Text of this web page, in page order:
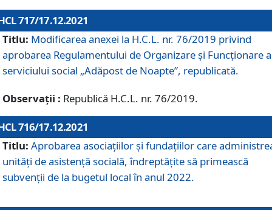
717/17.12.2021
Titlu: Modificarea anexei la H.C.L. nr. 76/2019 privind
aprobarea Regulamentului de Organizare şi Funcționare
serviciului social „Adăpost de Noapte”, republicată.
Observații : Republică H.C.L. nr. 76/2019.
716/17.12.2021
Titlu: Aprobarea asociaţiilor şi fundaţiilor care
unităţi de asistenţă socială, îndreptăţite să primească
subvenţii de la bugetul local în anul 2022.